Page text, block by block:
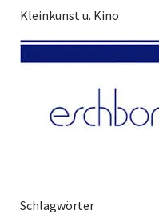
Kleinkunst u. Kino
Schlagwörter